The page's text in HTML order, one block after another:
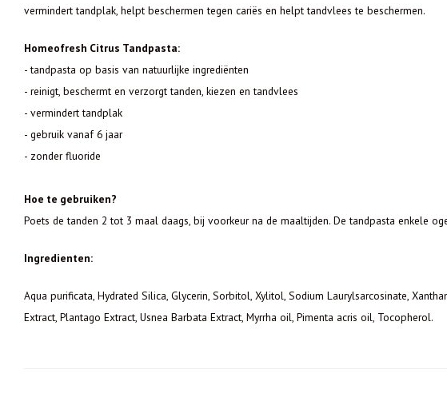
vermindert tandplak, helpt beschermen tegen cariës en helpt tandvlees te beschermen.
Homeofresh Citrus Tandpasta:
- tandpasta op basis van natuurlijke ingrediënten
- reinigt, beschermt en verzorgt tanden, kiezen en tandvlees
- vermindert tandplak
- gebruik vanaf 6 jaar
- zonder fluoride
Hoe te gebruiken?
Poets de tanden 2 tot 3 maal daags, bij voorkeur na de maaltijden. De tandpasta enkele
Ingredienten:
Aqua purificata, Hydrated Silica, Glycerin, Sorbitol, Xylitol, Sodium Laurylsarcosinate,
Extract, Plantago Extract, Usnea Barbata Extract, Myrrha oil, Pimenta acris oil, Tocopherol.